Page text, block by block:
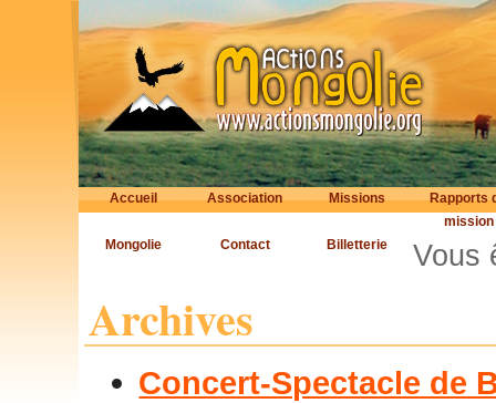
Accueil Association Missions
Rapports
mission
Mongolie
Contact Billetterie Vous
Archives
Concert-Spectacle de